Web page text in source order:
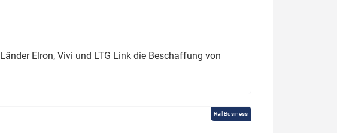
Elron, Vivi und LTG Link die Beschaffung von
Rail Business